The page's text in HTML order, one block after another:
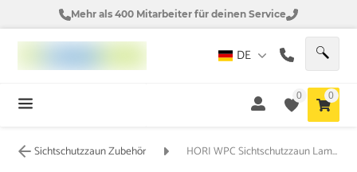
Mehr als 400 Mitarbeiter für deinen Service
DE
0 0
Sichtschutzzaun Zubehör HORI WPC Sichtschutzzaun Lamellenzaun Befestigungswinkel Set 6 Stück